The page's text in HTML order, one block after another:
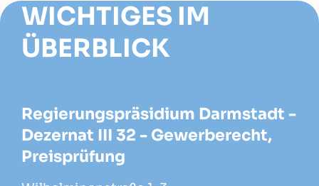
WICHTIGES IM
ÜBERBLICK
Regierungspräsidium Darmstadt -
Dezernat III 32 - Gewerberecht,
Preisprüfung